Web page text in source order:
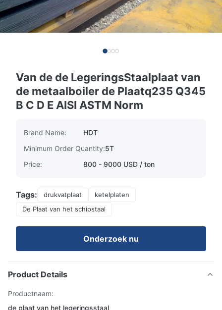
Van de de LegeringsStaalplaat van
de metaalboiler de Plaatq235 Q345
B C D E AISI ASTM Norm
Brand Name:
HDT
Minimum Order Quantity:5T
Price:
800 - 9000 USD / ton
Tags: drukvatplaat
ketelplaten
De Plaat van het schipstaal
Onderzoek nu
Product Details
Productnaam:
de plaat van het legeringsstaal